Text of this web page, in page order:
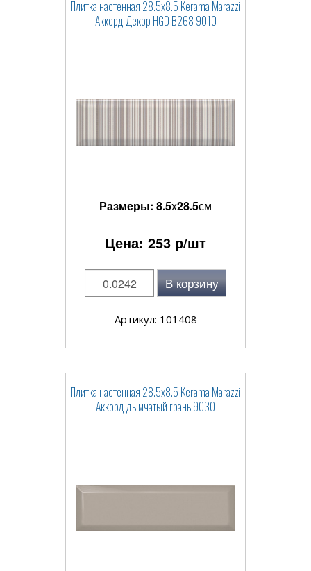
Плитка настенная 28.5x8.5 Kerama Marazzi
Аккорд Декор HGD B268 9010
Размеры: 8.5x28.5см
Цена: 253 р/шт
В корзину
Артикул: 101408
Плитка настенная 28.5x8.5 Kerama Marazzi
Аккорд дымчатый грань 9030